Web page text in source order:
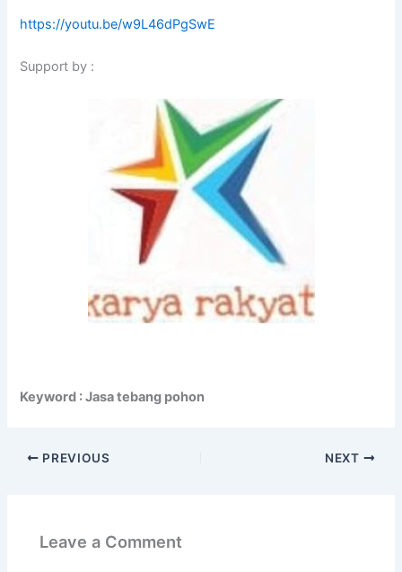
https://youtu.be/w9L46dPgSwE
Support by :
Keyword : Jasa tebang pohon
PREVIOUS NEXT
Leave a Comment